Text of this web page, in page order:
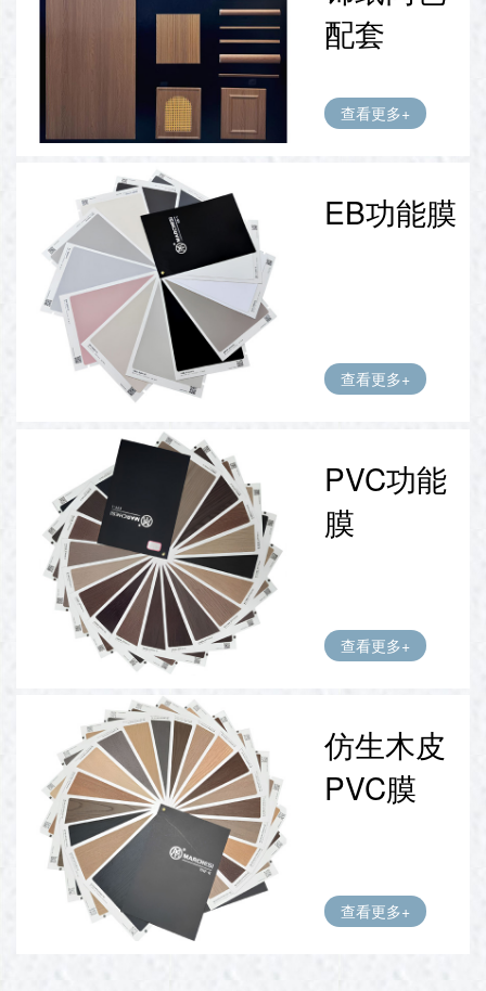
配套
查看更多+
EB功能膜
查看更多+
PVC功能
膜
查看更多+
仿生木皮
PVC膜
查看更多+